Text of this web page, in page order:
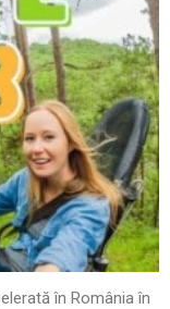
în România în